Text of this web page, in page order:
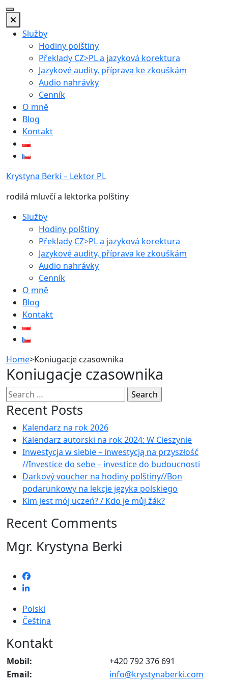
Skip
contentSlužby
Hodiny polštiny
Překlady CZ>PL a jazyková korektura
Jazykové audity, příprava ke zkouškám
Audio nahrávky
Cenník
O mně
Blog
Kontakt
Krystyna Berki – Lektor PL
rodilá mluvčí a lektorka polštiny
Služby
Hodiny polštiny
Překlady CZ>PL a jazyková korektura
Jazykové audity, příprava ke zkouškám
Audio nahrávky
Cenník
O mně
Blog
Kontakt
Home>Koniugacje czasownika
Koniugacje czasownika
Search
for:
Recent Posts
Kalendarz na rok 2026
Kalendarz autorski na rok 2024: W Cieszynie
Inwestycja w siebie – inwestycją na przyszłość
//Investice do sebe – investice do budoucnosti
Darkový voucher na hodiny polštiny//Bon
podarunkowy na lekcje języka polskiego
Kim jest mój uczeń? / Kdo je můj žák?
Recent Comments
Mgr. Krystyna Berki
Polski
Čeština
Kontakt
Mobil:
+420 792 376 691
Email:
info@krystynaberki.com